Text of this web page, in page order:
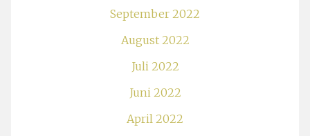
September 2022
August 2022
Juli 2022
Juni 2022
April 2022